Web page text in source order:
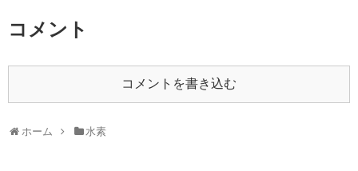
コメント
コメントを書き込む
ホーム 水素